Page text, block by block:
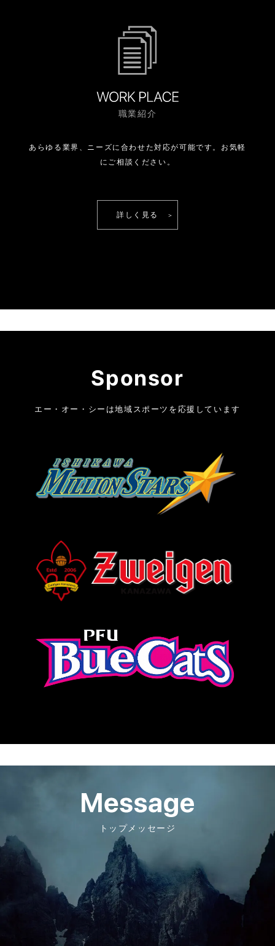
職業紹介
あらゆる業界、ニーズに合わせた対応が可能です。 お気軽
にご相談ください。
詳しく見る
Sponsor
エー・オー・シーは地域スポーツを応援しています
トップメッセージ